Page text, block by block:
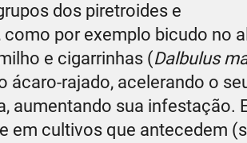
dos piretroides e
por exemplo bicudo no
e cigarrinhas (Dalbulus
ácaro-rajado, acelerando o
aumentando sua infestação.
em cultivos que antecedem